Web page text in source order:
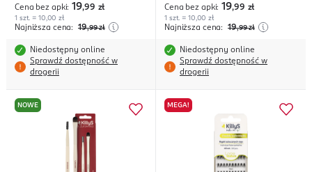
Cena bez apki: 19,99 zł
1 szt. = 10,00 zł
Najniższa cena: 19,99 zł
Niedostępny online
Sprawdź dostępność w
drogerii
Cena bez apki: 19,99 zł
1 szt. = 10,00 zł
Najniższa cena: 19,99 zł
Niedostępny online
Sprawdź dostępność w
drogerii
NOWE MEGA!